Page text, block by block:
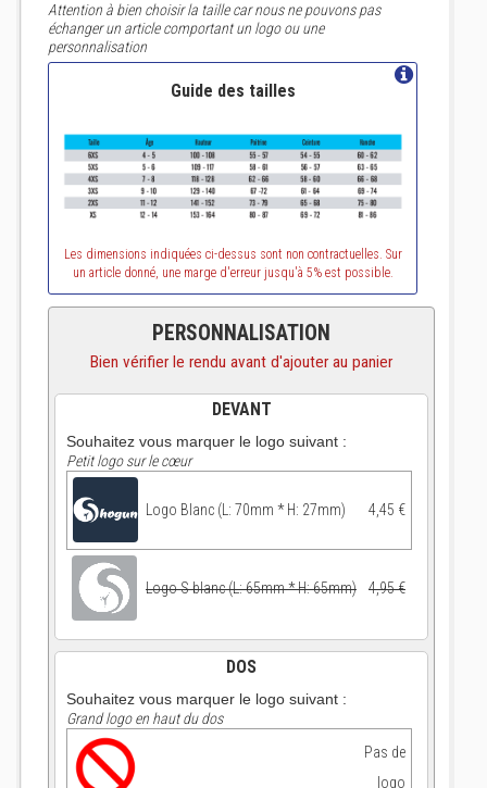
Attention à bien choisir la taille car nous ne pouvons pas
échanger un article comportant un logo ou une
personnalisation
Guide des tailles
Les dimensions indiquées ci-dessus sont non contractuelles. Sur
un article donné, une marge d'erreur jusqu'à 5% est possible.
PERSONNALISATION
Bien vérifier le rendu avant d'ajouter au panier
DEVANT
Souhaitez vous marquer le logo suivant :
Petit logo sur le cœur
Logo Blanc (L: 70mm * H: 27mm) 4,45 €
Logo S blanc (L: 65mm * H: 65mm) 4,95 €
DOS
Souhaitez vous marquer le logo suivant :
Grand logo en haut du dos
Pas de
logo